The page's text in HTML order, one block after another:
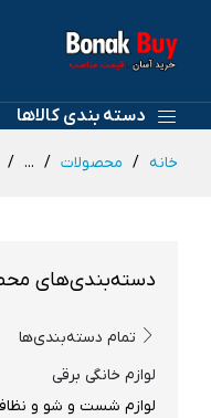
دسته بندی کالاها
خانه محصولات ...
دسته‌بندی‌های
تمام دسته‌بندی‌ها
لوازم خانگی برقی
لوازم شست و شو و